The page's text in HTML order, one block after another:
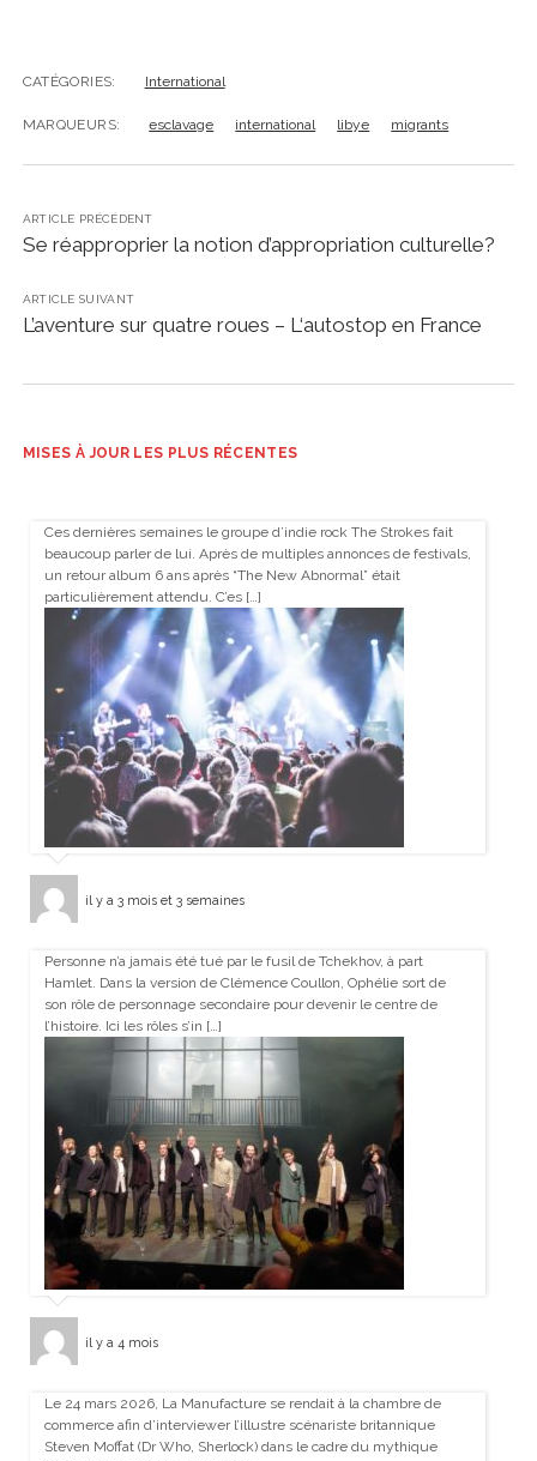
CATÉGORIES: International
MARQUEURS: esclavage international libye migrants
ARTICLE PRÉCÉDENT
Se réapproprier la notion d’appropriation culturelle?
ARTICLE SUIVANT
L’aventure sur quatre roues – L‘autostop en France
MISES À JOUR LES PLUS RÉCENTES
Ces dernières semaines le groupe d’indie rock The Strokes fait
beaucoup parler de lui. Après de multiples annonces de festivals,
un retour album 6 ans après “The New Abnormal” était
particulièrement attendu. C’es […]
il y a 3 mois et 3 semaines
Personne n’a jamais été tué par le fusil de Tchekhov, à part
Hamlet. Dans la version de Clémence Coullon, Ophélie sort de
son rôle de personnage secondaire pour devenir le centre de
l’histoire. Ici les rôles s’in […]
il y a 4 mois
Le 24 mars 2026, La Manufacture se rendait à la chambre de
commerce afin d’interviewer l’illustre scénariste britannique
Steven Moffat (Dr Who, Sherlock) dans le cadre du mythique